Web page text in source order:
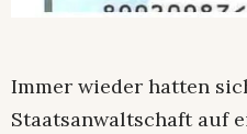
Immer wieder hatten
Staatsanwaltschaft auf